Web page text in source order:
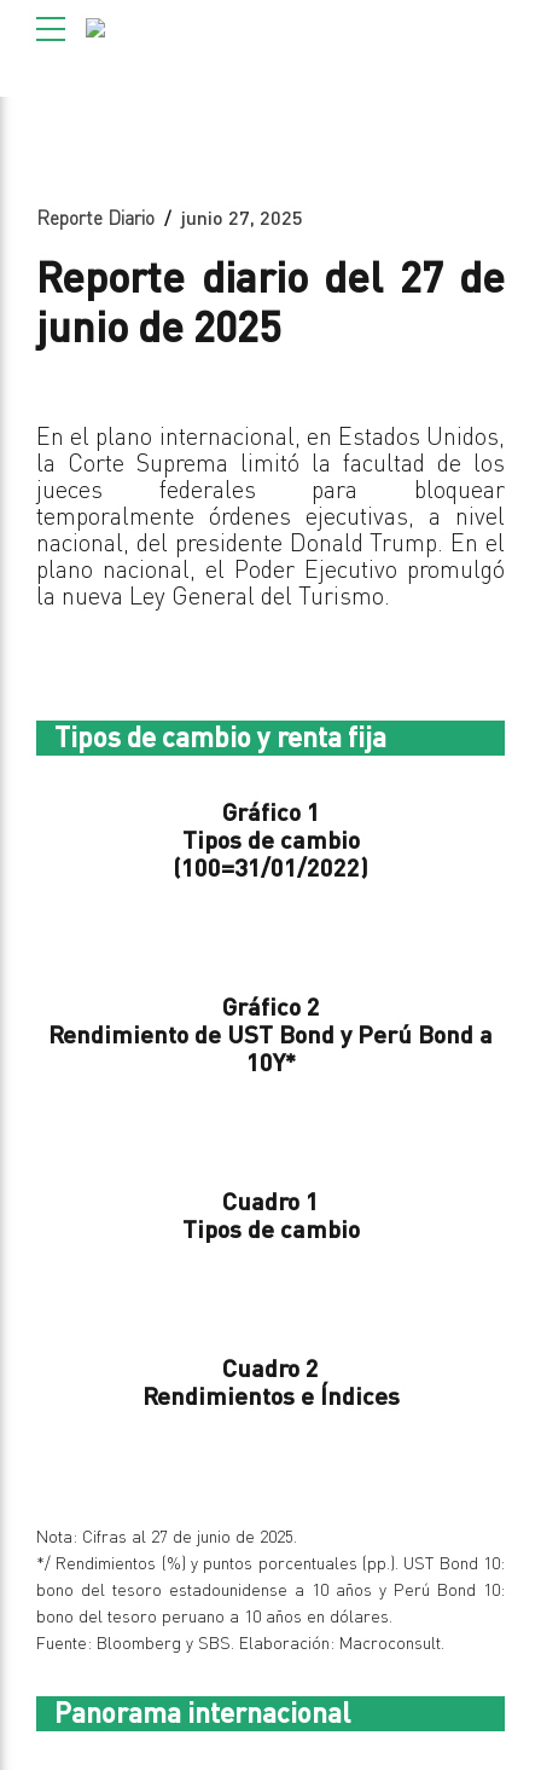
Reporte Diario junio 27, 2025
Reporte diario del 27 de
junio de 2025
En el plano internacional, en Estados Unidos,
la Corte Suprema limitó la facultad de los
jueces federales para bloquear
temporalmente órdenes ejecutivas, a nivel
nacional, del presidente Donald Trump. En el
plano nacional, el Poder Ejecutivo promulgó
la nueva Ley General del Turismo.
Tipos de cambio y renta fija
Gráfico 1
Tipos de cambio
(100=31/01/2022)
Gráfico 2
Rendimiento de UST Bond y Perú Bond a
10Y*
Cuadro 1
Tipos de cambio
Cuadro 2
Rendimientos e Índices
Nota: Cifras al 27 de junio de 2025.
*/ Rendimientos (%) y puntos porcentuales (pp.). UST Bond 10:
bono del tesoro estadounidense a 10 años y Perú Bond 10:
bono del tesoro peruano a 10 años en dólares.
Fuente: Bloomberg y SBS. Elaboración: Macroconsult.
Panorama internacional